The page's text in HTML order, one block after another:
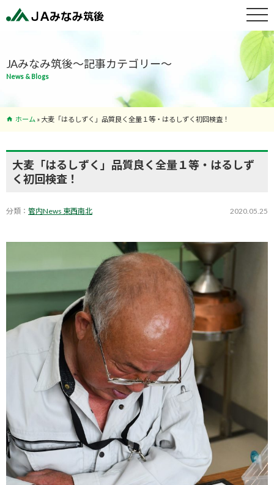
特産物紹介
サービス案
支店･ATM
一覧
JAみなみ筑後～記事カテゴリー～
News & Blogs
ホーム » 大麦「はるしずく」品質良く全量１等・はるしずく初回検査！
大麦「はるしずく」品質良く全量１等・はるしず
く初回検査！
分類： 管内News 東西南北 2020.05.25